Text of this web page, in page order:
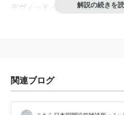
デヴィッド・マイケル・ラット
解説の続きを
関連ブログ